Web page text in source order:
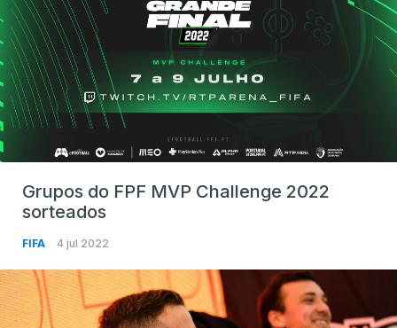
Grupos do FPF MVP Challenge 2022
sorteados
FIFA 4 jul 2022